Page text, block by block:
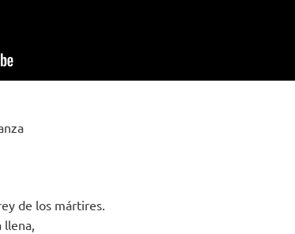
de los mártires.
llena,